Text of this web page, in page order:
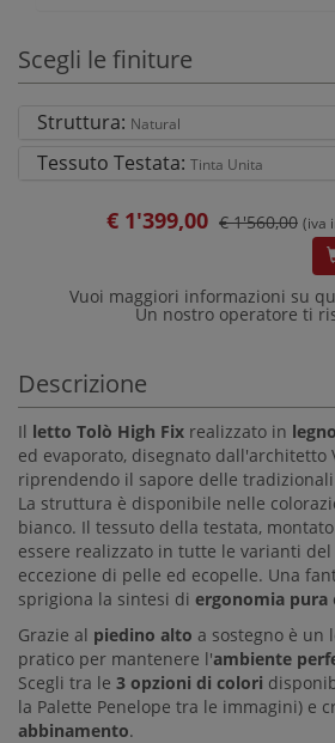
Scegli le finiture
Struttura: Natural
Tessuto Testata: Tinta Unita
€ 1'399,00 € 1'560,00 (iva
Vuoi maggiori informazioni su
Un nostro operatore ti
Descrizione
Il letto Tolò High Fix realizzato in
ed evaporato, disegnato dall'architetto
riprendendo il sapore delle
La struttura è disponibile nelle
bianco. Il tessuto della testata,
essere realizzato in tutte le varianti
eccezione di pelle ed ecopelle. Una
sprigiona la sintesi di ergonomia pura
Grazie al piedino alto a sostegno è un
pratico per mantenere l'ambiente
Scegli tra le 3 opzioni di colori
la Palette Penelope tra le immagini) e
abbinamento.